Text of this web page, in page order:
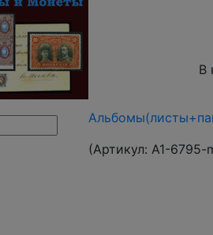
В
(Артикул: A1-6795-